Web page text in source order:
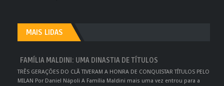
MAIS LIDAS
FAMÍLIA MALDINI: UMA DINASTIA DE TÍTULOS
TRÊS GERAÇÕES DO CLÃ TIVERAM A HONRA DE CONQUISTAR TÍTULOS PELO
MILAN Por Daniel Nápoli A Família Maldini mais uma vez entrou para a